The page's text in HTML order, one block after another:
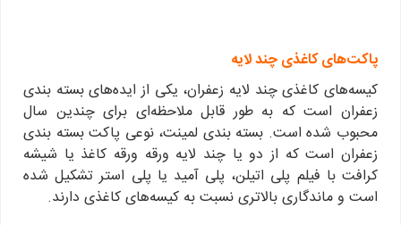
پاکت‌های کاغذی چند لایه
کیسه‌های کاغذی چند لایه زعفران، یکی از ایده‌های بسته بندی
زعفران است که به طور قابل ملاحظه‌ای برای چندین سال
محبوب شده است. بسته بندی لمینت، نوعی پاکت بسته بندی
زعفران است که از دو یا چند لایه ورقه ورقه کاغذ یا شیشه
کرافت با فیلم پلی اتیلن، پلی آمید یا پلی استر تشکیل شده
است و ماندگاری بالاتری نسبت به کیسه‌های کاغذی دارند.